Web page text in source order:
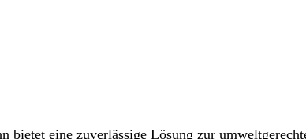
bietet eine zuverlässige Lösung zur